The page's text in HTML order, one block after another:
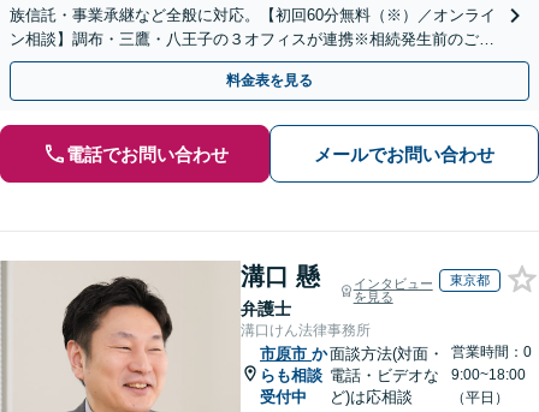
族信託・事業承継など全般に対応。【初回60分無料（※）／オンライ
ン相談】調布・三鷹・八王子の３オフィスが連携※相続発生前のご相
談など有料相談になるものもございます。
料金表を見る
電話でお問い合わせ メールでお問い合わせ
溝口 懸
弁護士
インタビュー
を見る
東京都
溝口けん法律事務所
市原市 か
らも相談
受付中
面談方法(対面・
電話・ビデオな
ど)は応相談
営業時間：0
9:00~18:00
（平日）